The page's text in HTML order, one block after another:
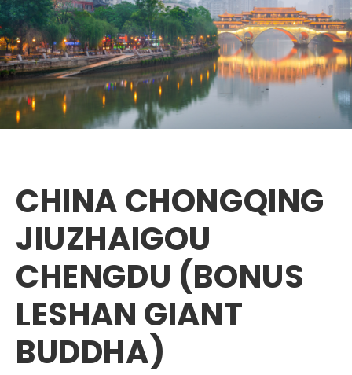
CHINA CHONGQING
JIUZHAIGOU
CHENGDU (BONUS
LESHAN GIANT
BUDDHA)